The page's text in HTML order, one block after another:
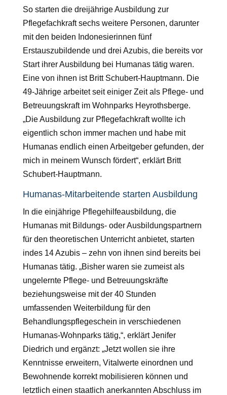
So starten die dreijährige Ausbildung zur
Pflegefachkraft sechs weitere Personen, darunter
mit den beiden Indonesierinnen fünf
Erstauszubildende und drei Azubis, die bereits vor
Start ihrer Ausbildung bei Humanas tätig waren.
Eine von ihnen ist Britt Schubert-Hauptmann. Die
49-Jährige arbeitet seit einiger Zeit als Pflege- und
Betreuungskraft im Wohnparks Heyrothsberge.
„Die Ausbildung zur Pflegefachkraft wollte ich
eigentlich schon immer machen und habe mit
Humanas endlich einen Arbeitgeber gefunden, der
mich in meinem Wunsch fördert“, erklärt Britt
Schubert-Hauptmann.
Humanas-Mitarbeitende starten Ausbildung
In die einjährige Pflegehilfeausbildung, die
Humanas mit Bildungs- oder Ausbildungspartnern
für den theoretischen Unterricht anbietet, starten
indes 14 Azubis – zehn von ihnen sind bereits bei
Humanas tätig. „Bisher waren sie zumeist als
ungelernte Pflege- und Betreuungskräfte
beziehungsweise mit der 40 Stunden
umfassenden Weiterbildung für den
Behandlungspflegeschein in verschiedenen
Humanas-Wohnparks tätig,“, erklärt Jenifer
Diedrich und ergänzt: „Jetzt wollen sie ihre
Kenntnisse erweitern, Vitalwerte einordnen und
Bewohnende korrekt mobilisieren können und
letztlich einen staatlich anerkannten Abschluss im